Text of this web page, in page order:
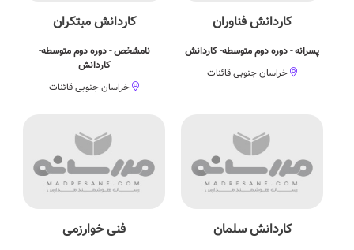
کاردانش فناوران
پسرانه - دوره دوم متوسطه- کاردانش
خراسان جنوبی قائنات
كاردانش مبتكران
نامشخص - دوره دوم متوسطه-
کاردانش
خراسان جنوبی قائنات
کاردانش سلمان فنی خوارزمی